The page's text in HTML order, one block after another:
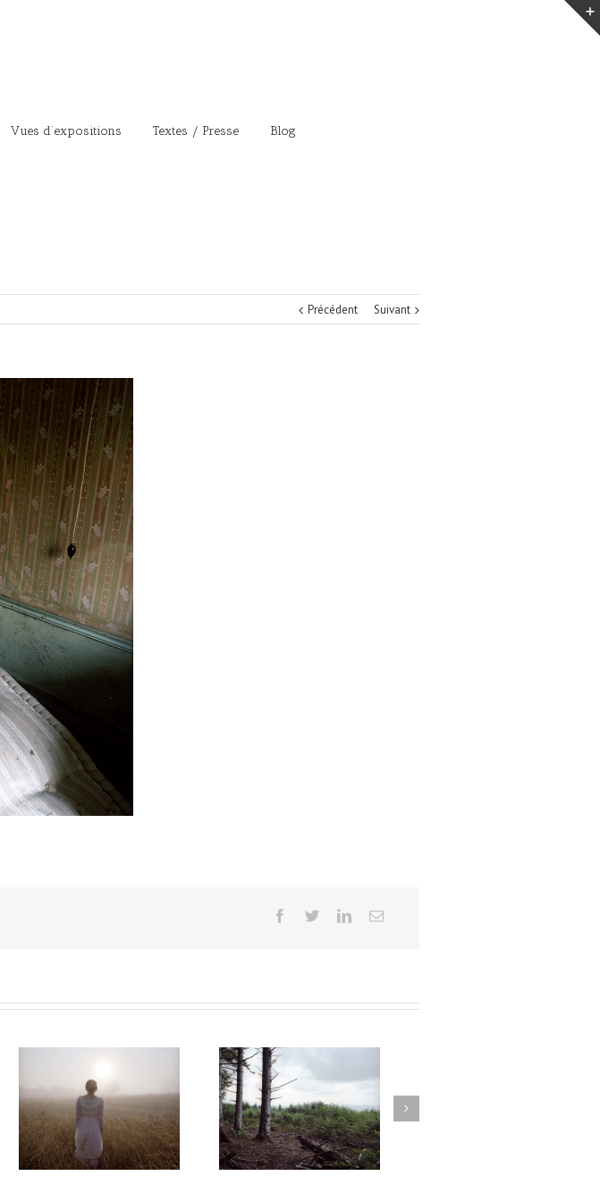
Vues d’expositions Textes / Presse Blog
Précédent Suivant
Autant parler au vent #012 Autant parler au vent #011